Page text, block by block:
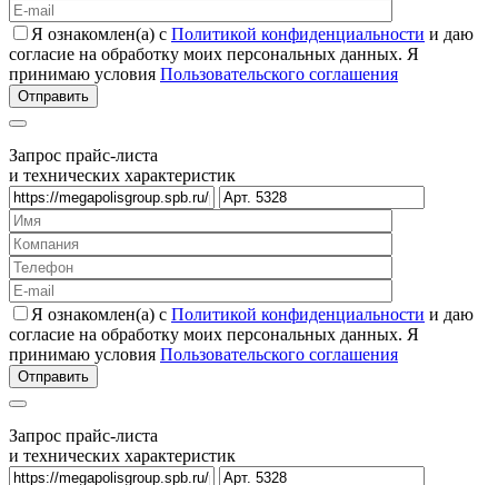
Я ознакомлен(а) с Политикой конфиденциальности и даю
согласие на обработку моих персональных данных. Я
принимаю условия Пользовательского соглашения
Запрос прайс-листа
и технических характеристик
Я ознакомлен(а) с Политикой конфиденциальности и даю
согласие на обработку моих персональных данных. Я
принимаю условия Пользовательского соглашения
Запрос прайс-листа
и технических характеристик